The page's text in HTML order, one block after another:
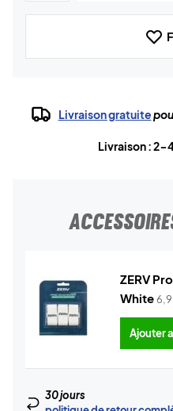
Livraison gratuite
Livraison : 2-
ZERV
White
Ajouter
30 jours